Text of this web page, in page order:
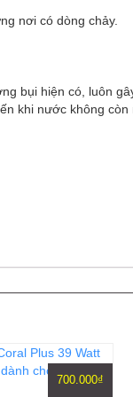
nơi có dòng chảy.
bụi hiện có, luôn
khi nước không còn
700.000₫